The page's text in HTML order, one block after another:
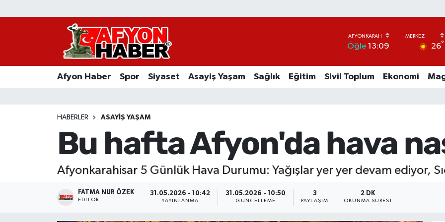
Öğle 13:09 26°
Afyon Haber Spor Siyaset Asayiş Yaşam Sağlık Eğitim Sivil Toplum Ekonomi
HABERLER ASAYIŞ YAŞAM
Bu hafta Afyon'da hava
Afyonkarahisar 5 Günlük Hava Durumu: Yağışlar yer yer devam ediyor,
FATMA NUR ÖZEK
EDITÖR
31.05.2026 - 10:42
YAYINLANMA
31.05.2026 - 10:50
GÜNCELLEME
3
PAYLAŞIM
2 DK
OKUNMA SÜRESI
Afyon Haber
Asayiş Yaşam